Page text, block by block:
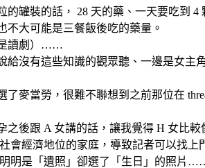
罐裝的話， 28 天的藥、一天要吃到 4
大可能是三餐飯後吃的藥量。
是讀劇）……
沒有這些知識的觀眾聽、一邊是女
麥當勞，很難不聯想到之前那位在
後跟 A 女講的話，讓我覺得 H 女比較
會經濟地位的家庭，導致記者可以找
明是「遺照」卻選了「生日」的照片